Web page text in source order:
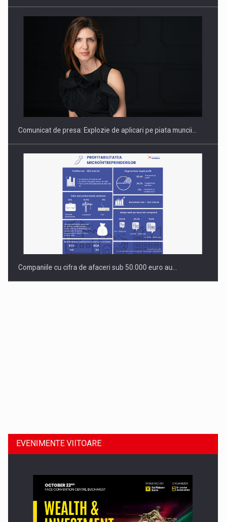
PUTTING ROMANIAN CORPORATE COMPANIES ON THE
INTERNATIONAL BUSINESS SCENE
Comunicat de presa: Explozie de aplicari pe piata muncii…
Companiile cu cifra de afaceri sub 50.000 euro au…
EVENIMENTE VIITOARE